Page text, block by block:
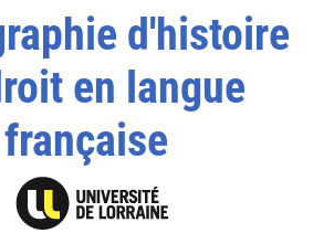
d'histoire
en langue
française